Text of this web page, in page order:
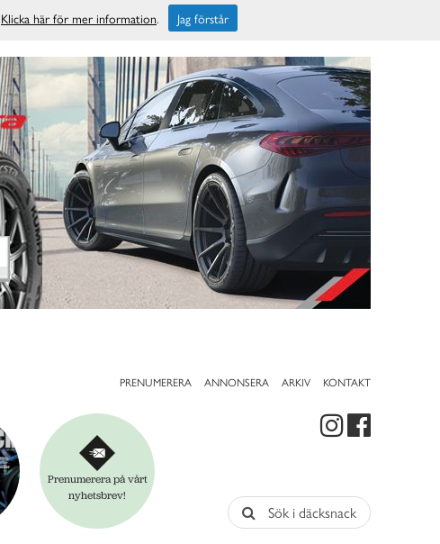
PRENUMERERA ANNONSERA ARKIV KONTAKT
Prenumerera på vårt
nyhetsbrev!
Sök i däcksnack
Klicka här för mer information. Jag förstår